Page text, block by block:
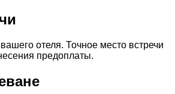
отеля. Точное место встречи
предоплаты.